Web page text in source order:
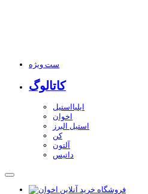
ست ویژه
کاتالوگ
ایلیااستیل
اخوان
استیل البرز
کن
آلتون
داتیس